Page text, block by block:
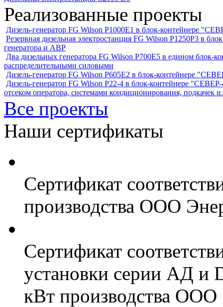
Реализованные проекты
Дизель-генератор FG Wilson P1000E1 в блок-контейнере
Резервная дизельная электростанция FG Wilson P1250Р3 в
генератора и АВР
Два дизельных генератора FG Wilson P700E5 в едином
распределительными силовыми
Дизель-генератор FG Wilson P605Е2 в блок-контейнере
Дизель-генератор FG Wilson P22-4 в блок-контейнере
отсеком оператора, системами кондиционирования, подкачек
Все проекты
Наши сертификаты
Сертификат
производства ООО
Сертификат
установки серии АД и
кВт производства ООО